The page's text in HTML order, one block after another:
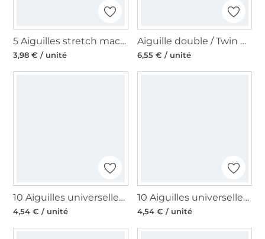
5 Aiguilles stretch machine à coudre Schmetz 130/705 H-S, 75/11
3,98 € / unité
Aiguille double / Twin Needle 130/705, Stretch 75/2,5 mm
6,55 € / unité
10 Aiguilles universelles machine à coudre Schmetz, 130/705 H, 80
4,54 € / unité
10 Aiguilles universelles machine à coudre Schmetz, 130/705 H, 80
4,54 € / unité